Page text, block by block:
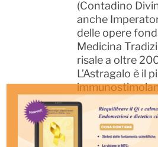
(Contadino
anche
delle opere
Medicina
risale a oltre
L’Astragalo è il
farmacologia
sino agli anni
preso in
trattamento